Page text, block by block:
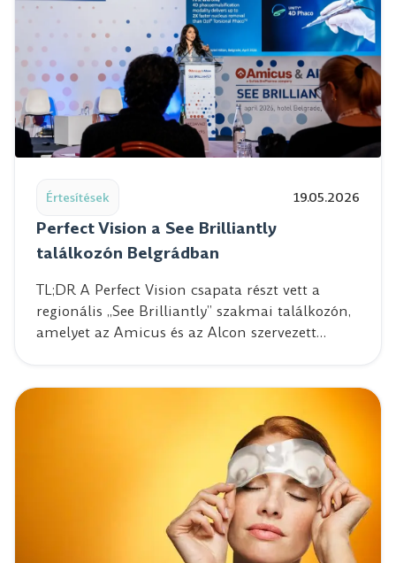
Értesítések 19.05.2026
Perfect Vision a See Brilliantly
találkozón Belgrádban
TL;DR A Perfect Vision csapata részt vett a
regionális „See Brilliantly” szakmai találkozón,
amelyet az Amicus és az Alcon szervezett…